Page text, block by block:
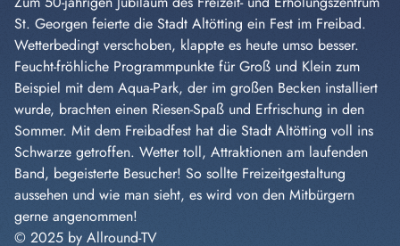
St. Georgen feierte die Stadt Altötting ein Fest im Freibad.
Wetterbedingt verschoben, klappte es heute umso besser.
Feucht-fröhliche Programmpunkte für Groß und Klein zum
Beispiel mit dem Aqua-Park, der im großen Becken installiert
wurde, brachten einen Riesen-Spaß und Erfrischung in den
Sommer. Mit dem Freibadfest hat die Stadt Altötting voll ins
Schwarze getroffen. Wetter toll, Attraktionen am laufenden
Band, begeisterte Besucher! So sollte Freizeitgestaltung
aussehen und wie man sieht, es wird von den Mitbürgern
gerne angenommen!
© 2025 by Allround-TV